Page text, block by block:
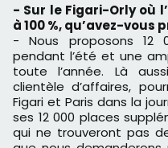
- Sur le Figari-Orly où l’été, les avions sont remplis
à 100 %, qu’avez-vous
- Nous proposons 12
pendant l’été et une
toute l’année. Là
clientèle d’affaires,
Figari et Paris dans la
ses 12 000 places
qui ne trouveront pas